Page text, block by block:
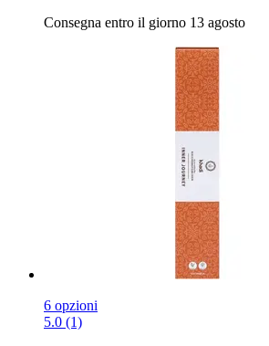
Consegna entro il giorno 13 agosto
6 opzioni
5.0 (1)